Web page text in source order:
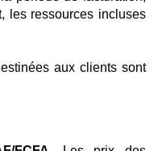
les ressources incluses
aux clients sont